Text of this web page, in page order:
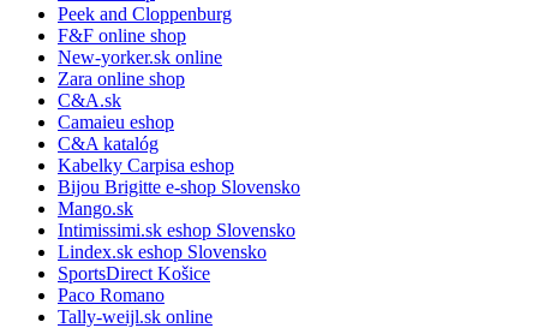
Peek and Cloppenburg
F&F online shop
New-yorker.sk online
Zara online shop
C&A.sk
Camaieu eshop
C&A katalóg
Kabelky Carpisa eshop
Bijou Brigitte e-shop Slovensko
Mango.sk
Intimissimi.sk eshop Slovensko
Lindex.sk eshop Slovensko
SportsDirect Košice
Paco Romano
Tally-weijl.sk online